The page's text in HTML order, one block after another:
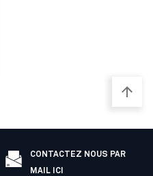
CONTACTEZ NOUS PAR
MAIL ICI